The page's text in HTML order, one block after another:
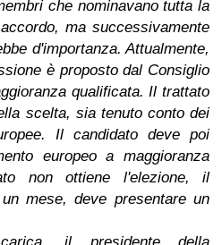
che nominavano tutta la
ma successivamente
d'importanza. Attualmente,
è proposto dal Consiglio
qualificata. Il trattato
scelta, sia tenuto conto dei
Il candidato deve poi
europeo a maggioranza
non ottiene l'elezione, il
mese, deve presentare un